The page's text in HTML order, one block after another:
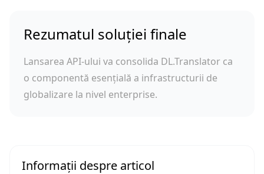
Rezumatul soluției finale
Lansarea API-ului va consolida DL.Translator ca
o componentă esențială a infrastructurii de
globalizare la nivel enterprise.
Informații despre articol